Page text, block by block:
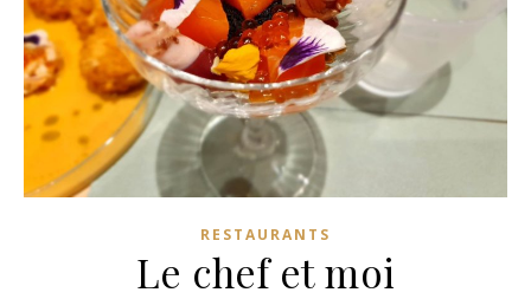
RESTAURANTS
Le chef et moi